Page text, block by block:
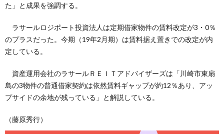
た」と成果を強調する。
ラサールロジポート投資法人は定期借家物件の賃料改定が3・0％
のプラスだった。今期（19年2月期）は賃料据え置きでの改定が内
定している。
資産運用会社のラサールＲＥＩＴアドバイザーズは「川崎市東扇
島の3物件の普通借家契約は依然賃料ギャップが約12％あり、アッ
プサイドの余地が残っている」と解説している。
（藤原秀行）